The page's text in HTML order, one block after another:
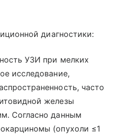
диагностики:
УЗИ при мелких
исследование,
часто
железы
Согласно данным
(опухоли ≤1